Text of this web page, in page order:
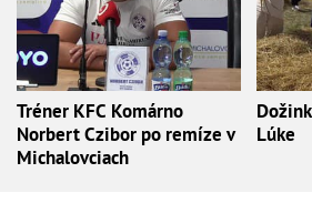
Tréner KFC Komárno
Norbert Czibor po remíze v
Michalovciach
Lúke